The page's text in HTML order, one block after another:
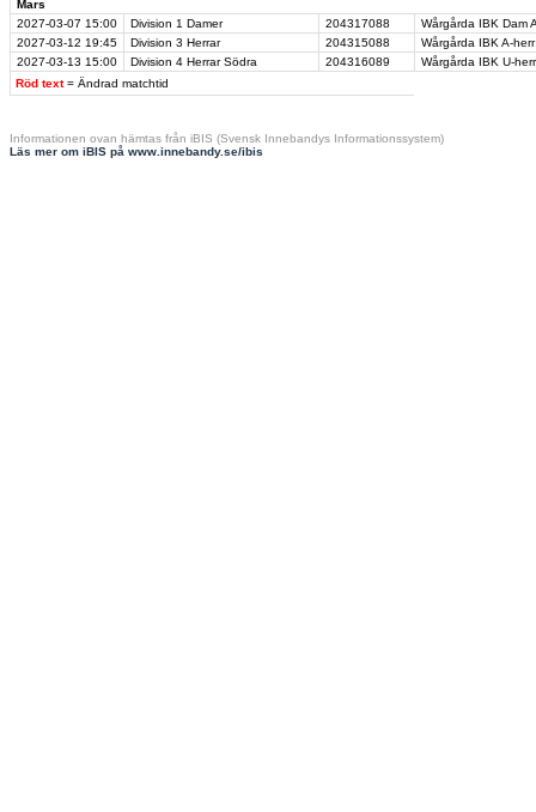
Röd text = Ändrad matchtid
Mars
2027-03-07 15:00 Division 1 Damer 204317088
Wårgårda IBK Dam
2027-03-12 19:45 Division 3 Herrar 204315088
Wårgårda IBK A-
2027-03-13 15:00 Division 4 Herrar Södra 204316089 Wårgårda IBK U-
Informationen ovan hämtas från iBIS (Svensk Innebandys Informationssystem)
Läs mer om iBIS på www.innebandy.se/ibis